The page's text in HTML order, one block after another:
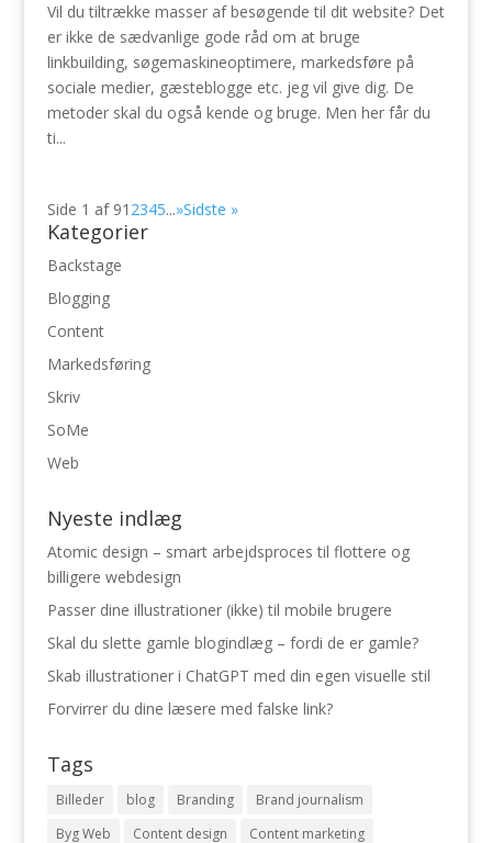
Vil du tiltrække masser af besøgende til dit website? Det
er ikke de sædvanlige gode råd om at bruge
linkbuilding, søgemaskineoptimere, markedsføre på
sociale medier, gæsteblogge etc. jeg vil give dig. De
metoder skal du også kende og bruge. Men her får du
ti...
Side 1 af 91 2345...»Sidste »
Kategorier
Backstage
Blogging
Content
Markedsføring
Skriv
SoMe
Web
Nyeste indlæg
Atomic design – smart arbejdsproces til flottere og
billigere webdesign
Passer dine illustrationer (ikke) til mobile brugere
Skal du slette gamle blogindlæg – fordi de er gamle?
Skab illustrationer i ChatGPT med din egen visuelle stil
Forvirrer du dine læsere med falske link?
Tags
Billeder blog Branding
Brand journalism
Byg Web
Content design Content marketing